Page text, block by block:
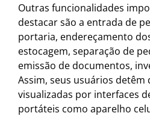
Outras funcionalidades
destacar são a entrada de
portaria, endereçamento
estocagem, separação de
emissão de documentos,
Assim, seus usuários detêm
visualizadas por interfaces
portáteis como aparelho